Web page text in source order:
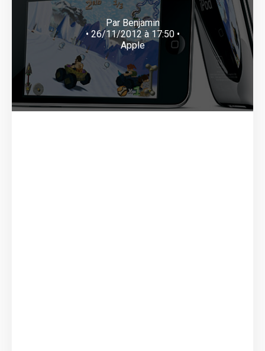
Par Benjamin
• 26/11/2012 à 17:50 •
Apple